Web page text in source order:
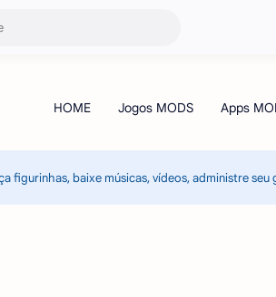
figurinhas, baixe músicas, vídeos, administre seu